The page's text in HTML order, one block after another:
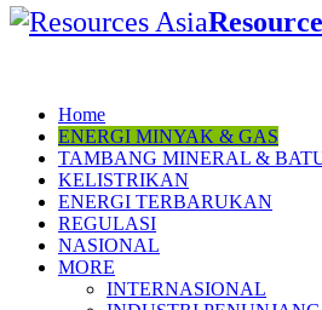
Home
ENERGI MINYAK & GAS
TAMBANG MINERAL &
KELISTRIKAN
ENERGI TERBARUKAN
REGULASI
NASIONAL
MORE
INTERNASIONAL